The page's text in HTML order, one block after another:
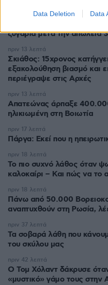
Data Deletion Data
ζυγαριά μετά την απώλεια
πριν 7 λεπτά
Σκιάθος: 15χρονος
εξακολούθηση βιασμό και
περιέγραψε στις Αρχές
πριν 13 λεπτά
Απατεώνας άρπαξε
ηλικιωμένη στη Βοιωτία
πριν 13 λεπτά
Πάργα: Εκεί που η
πριν 17 λεπτά
Το πιο συχνό λάθος όταν
καλοκαίρι – Και πώς να το
πριν 18 λεπτά
Πάνω από 50.000
αναπτυχθούν στη Ρωσία,
πριν 18 λεπτά
Τα σοβαρά λάθη που
του σκύλου μας
πριν 37 λεπτά
Ο Τομ Χόλαντ δάκρυσε
«μυστικό» γάμο τους στην
πριν 42 λεπτά